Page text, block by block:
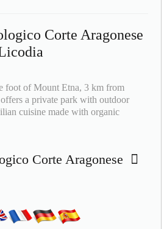
Corte Aragonese
foot of Mount Etna, 3 km from
a private park with outdoor
cuisine made with organic
Corte Aragonese